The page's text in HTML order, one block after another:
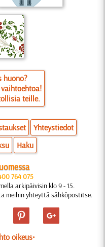
huono?
teille.
Yhteystiedot
Haku
764 075
arkipäivisin klo 9 - 15.
meihin yhteyttä sähköpostitse.
oikeus•